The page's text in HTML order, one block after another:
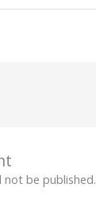
not be published.